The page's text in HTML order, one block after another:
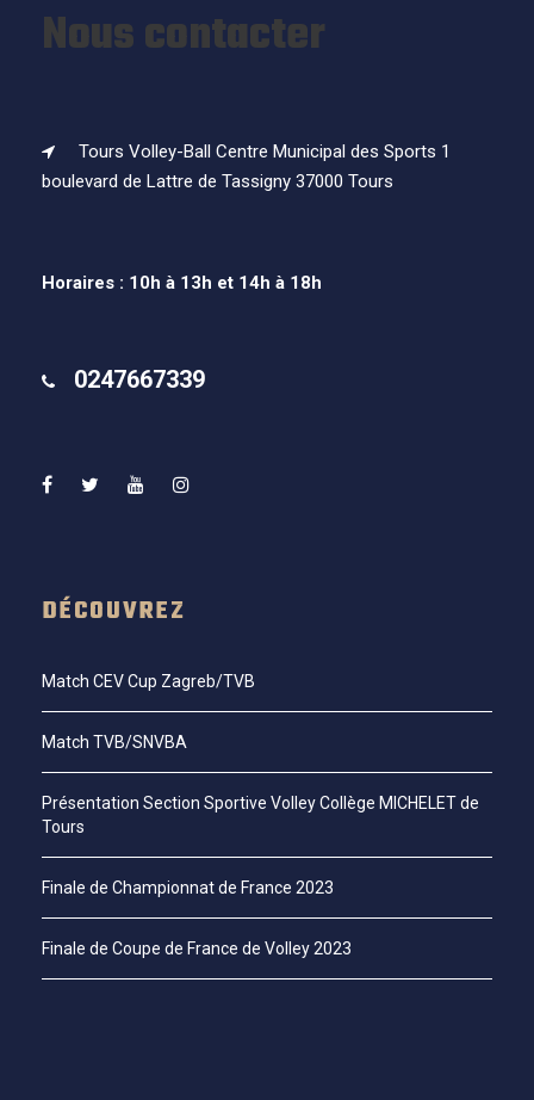
Nous contacter
Tours Volley-Ball Centre Municipal des Sports 1
boulevard de Lattre de Tassigny 37000 Tours
Horaires : 10h à 13h et 14h à 18h
0247667339
DÉCOUVREZ
Match CEV Cup Zagreb/TVB
Match TVB/SNVBA
Présentation Section Sportive Volley Collège MICHELET de
Tours
Finale de Championnat de France 2023
Finale de Coupe de France de Volley 2023